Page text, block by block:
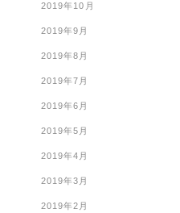
2019年10月
2019年9月
2019年8月
2019年7月
2019年6月
2019年5月
2019年4月
2019年3月
2019年2月